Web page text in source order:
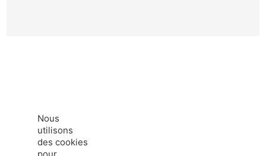
Nous
utilisons
des cookies